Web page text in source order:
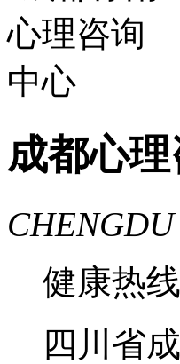
费 成都心理医院
成都心
健康热
四川省